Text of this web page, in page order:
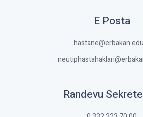
E Posta
Randevu